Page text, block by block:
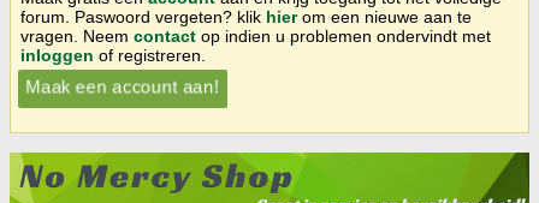
forum. Paswoord vergeten? klik hierom een nieuwe aan te
vragen. Neem contact op indien u problemen ondervindt met
inloggen of registreren.
Maak een account aan!